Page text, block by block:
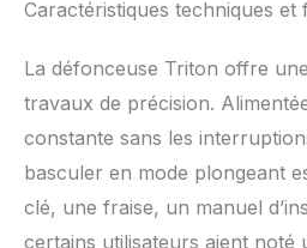
Caractéristiques techniques et
La défonceuse Triton offre
travaux de précision.
constante sans les
basculer en mode plongeant
clé, une fraise, un manuel
certains utilisateurs aient noté